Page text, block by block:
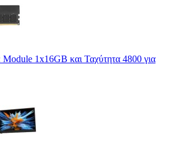
1x16GB και Ταχύτητα 4800 για